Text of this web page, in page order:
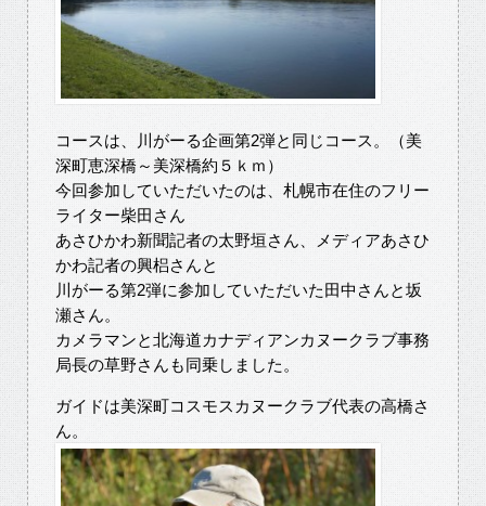
コースは、川がーる企画第2弾と同じコース。（美
深町恵深橋～美深橋約５ｋｍ）
今回参加していただいたのは、札幌市在住のフリー
ライター柴田さん
あさひかわ新聞記者の太野垣さん、メディアあさひ
かわ記者の興梠さんと
川がーる第2弾に参加していただいた田中さんと坂
瀬さん。
カメラマンと北海道カナディアンカヌークラブ事務
局長の草野さんも同乗しました。
ガイドは美深町コスモスカヌークラブ代表の高橋さ
ん。